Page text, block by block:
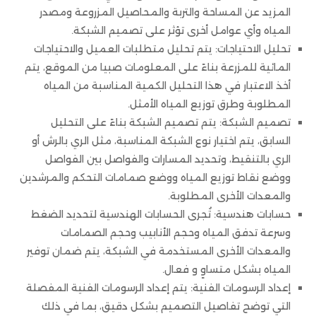
المزيد عن المساحة والتربة والمحاصيل المزروعة ومصدر
المياه وأي عوامل أخرى تؤثر على تصميم الشبكة.
تحليل الاحتياجات: يتم تحليل متطلبات العميل والاحتياجات
المائية للمزرعة بناءً على المعلومات صبيا من الموقع، يتم
أخذ الاعتبار في هذا التحليل الكمية المناسبة من المياه
المطلوبة وطرق توزيع المياه الأمثل.
تصميم الشبكة: يتم تصميم الشبكة بناءً على التحليل
السابق، يتم اختيار نوع الشبكة المناسبة، مثل الري بالرش أو
الري بالتنقيط، وتحديد المسارات والفواصل بين الفواصل
ووضع نقاط توزيع المياه ووضع صمامات التحكم والمرشدين
والمعدات الأخرى المطلوبة.
حسابات هندسية: تُجرى الحسابات الهندسية لتحديد الضغط
وسرعة تدفق المياه وحجم الأنابيب وحجم الصمامات
والمعدات الأخرى المستخدمة في الشبكة، يتم ضمان توفير
المياه بشكل متساوٍ و فعال.
إعداد الرسومات الفنية: يتم إعداد الرسومات الفنية المفصلة
التي توضح تفاصيل التصميم بشكل دقيق، بما في ذلك